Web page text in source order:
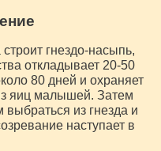
гнездо-насыпь,
откладывает 20-50
80 дней и охраняет
яиц малышей. Затем
выбраться из гнезда и
наступает в